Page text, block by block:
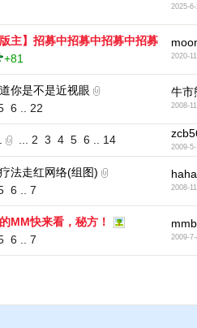
2025-6-
版主】招募中招募中招募中招募
+81 2020-
你是不是近视眼
6 22
牛市
2008-
2 3 4 5 6 14
2009-
法走红网络(组图)
6 7 2008-
MM快来看，秘方！
6 7 2009-7-